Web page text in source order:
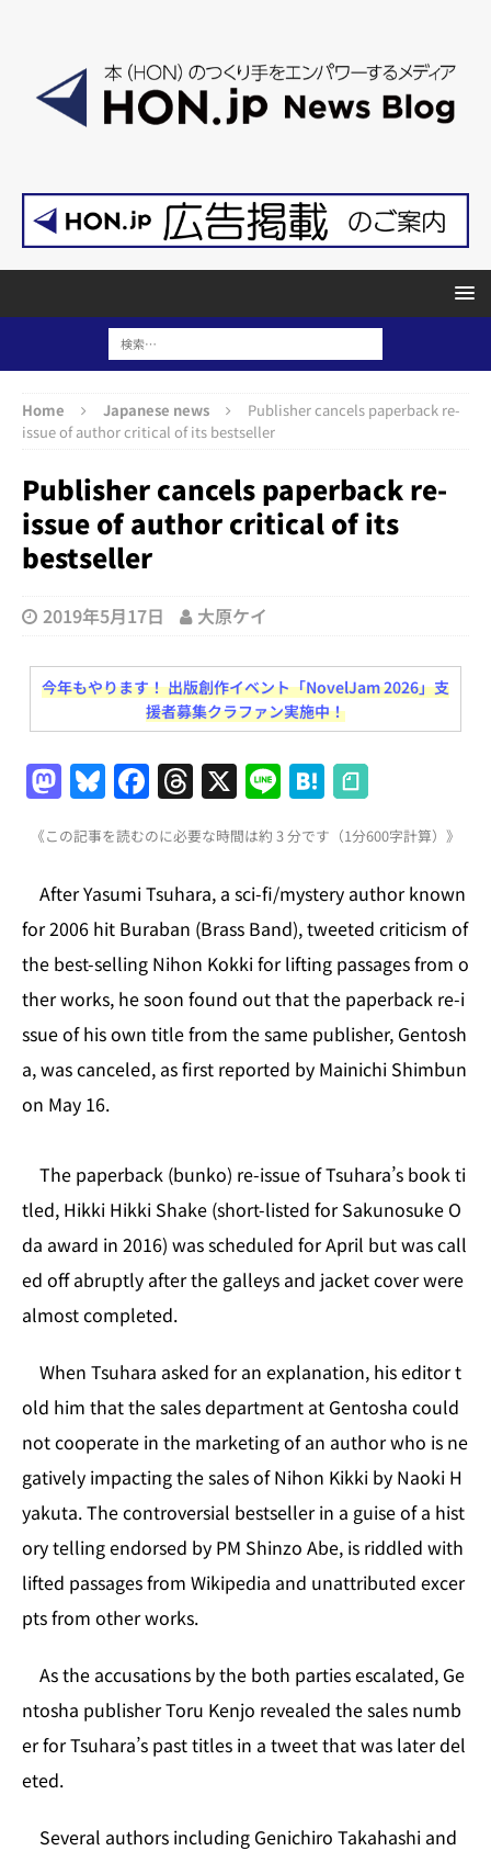
Home Japanese news
Publisher cancels paperback re-
issue of author critical of its bestseller
Publisher cancels paperback re-
issue of author critical of its
bestseller
2019年5月17日 大原ケイ
今年もやります！ 出版創作イベント「NovelJam 2026」支
援者募集クラファン実施中！
M
a
st
o
d
o
n
Bl
u
e
s
k
y
F
a
c
e
b
o
o
k
T
h
re
a
d
s
X Li
n
e
H
at
e
n
a
《この記事を読むのに必要な時間は約 3 分です（1分600字計算）》
After Yasumi Tsuhara, a sci-fi/mystery author known
for 2006 hit Buraban (Brass Band), tweeted criticism of
the best-selling Nihon Kokki for lifting passages from o
ther works, he soon found out that the paperback re-i
ssue of his own title from the same publisher, Gentosh
a, was canceled, as first reported by Mainichi Shimbun
on May 16.
The paperback (bunko) re-issue of Tsuhara’s book ti
tled, Hikki Hikki Shake (short-listed for Sakunosuke O
da award in 2016) was scheduled for April but was call
ed off abruptly after the galleys and jacket cover were
almost completed.
When Tsuhara asked for an explanation, his editor t
old him that the sales department at Gentosha could
not cooperate in the marketing of an author who is ne
gatively impacting the sales of Nihon Kikki by Naoki H
yakuta. The controversial bestseller in a guise of a hist
ory telling endorsed by PM Shinzo Abe, is riddled with
lifted passages from Wikipedia and unattributed excer
pts from other works.
As the accusations by the both parties escalated, Ge
ntosha publisher Toru Kenjo revealed the sales numb
er for Tsuhara’s past titles in a tweet that was later del
eted.
Several authors including Genichiro Takahashi and